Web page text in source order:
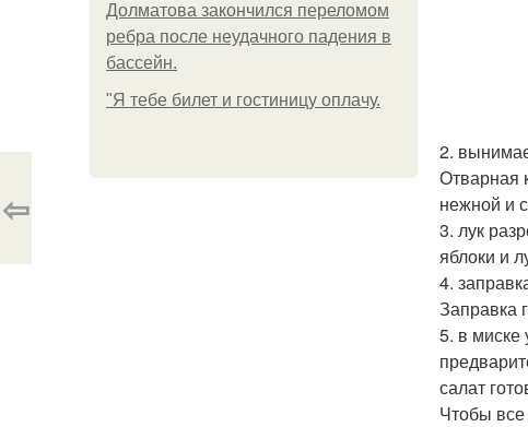
Долматова закончился переломом
ребра после неудачного падения в
бассейн.
"Я тебе билет и гостиницу оплачу.
2.
Отварная
нежной и
3. лук
яблоки и
4.
Заправка
5. в миске
салат
Чтобы все
⇦